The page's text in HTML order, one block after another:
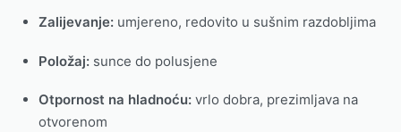
Zalijevanje: umjereno, redovito u sušnim razdobljima
Položaj: sunce do polusjene
Otpornost na hladnoću: vrlo dobra, prezimljava na
otvorenom